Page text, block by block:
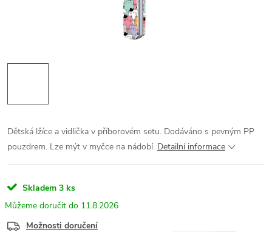
Dětská lžíce a vidlička v příborovém setu. Dodáváno s pevným PP
pouzdrem. Lze mýt v myčce na nádobí. Detailní informace
Skladem 3 ks
11.8.2026
Možnosti doručení